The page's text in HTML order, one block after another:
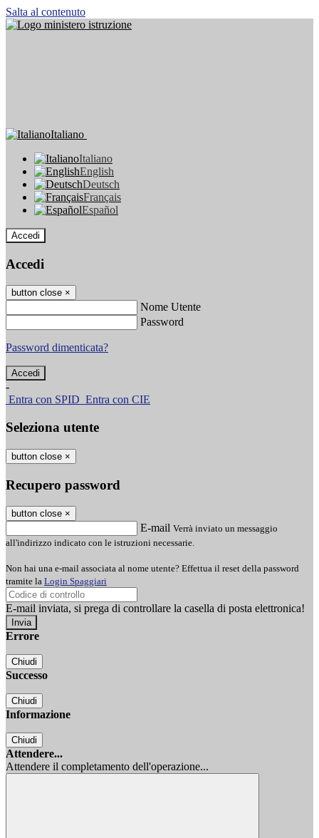
Salta al contenuto
Italiano
Italiano
English
Deutsch
Français
Español
Accedi
Accedi
button close ×
Nome Utente
Password
Password dimenticata?
-
Entra con SPID Entra con CIE
Seleziona utente
button close ×
Recupero password
button close ×
E-mail Verrà inviato un messaggio
all'indirizzo indicato con le istruzioni necessarie.
Non hai una e-mail associata al nome utente? Effettua il reset della password
tramite la Login Spaggiari
E-mail inviata, si prega di controllare la casella di posta elettronica!
Errore
Chiudi
Successo
Chiudi
Informazione
Chiudi
Attendere...
Attendere il completamento dell'operazione...